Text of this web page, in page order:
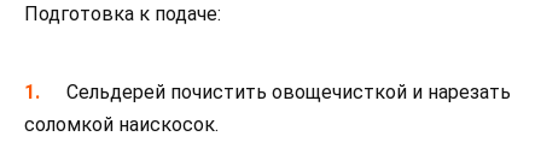
Подготовка к подаче:
Сельдерей почистить овощечисткой и нарезать
соломкой наискосок.